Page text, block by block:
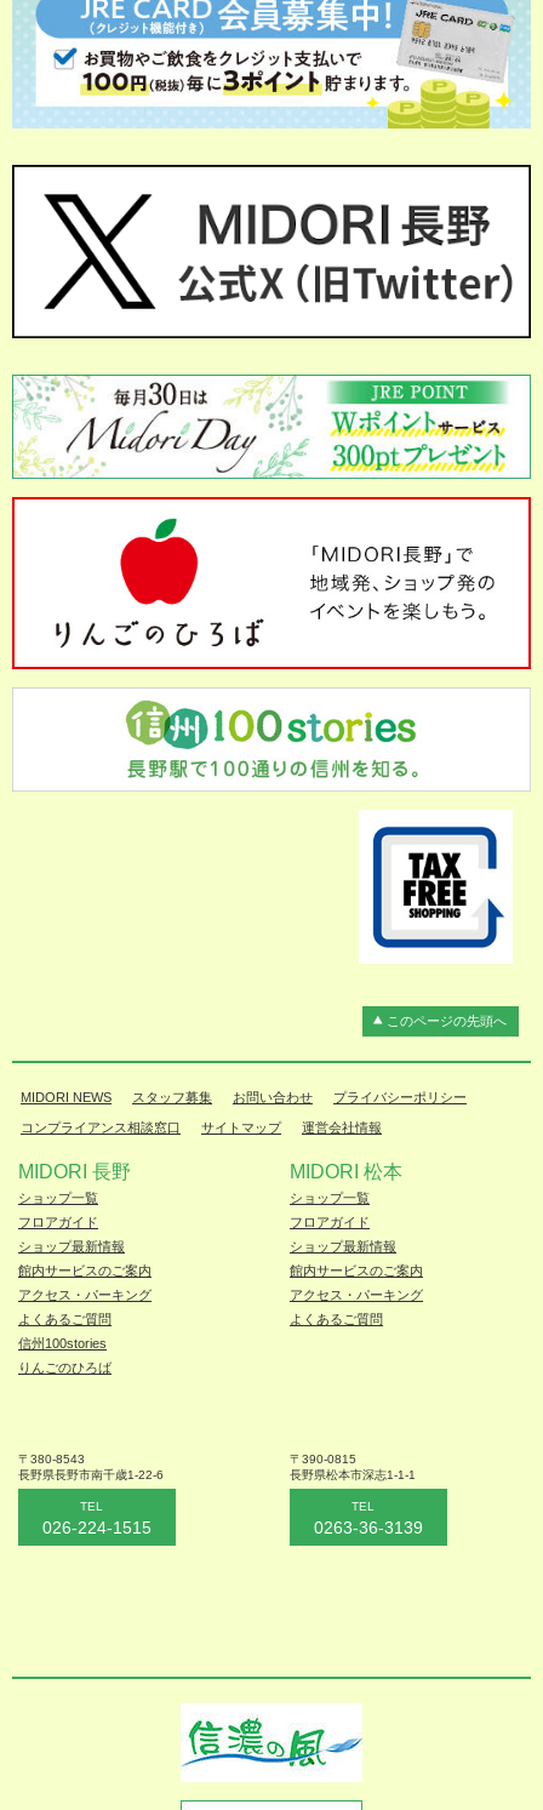
このページの先頭へ
MIDORI NEWS スタッフ募集 お問い合わせ プライバシーポリシー
コンプライアンス相談窓口 サイトマップ 運営会社情報
MIDORI 長野
ショップ一覧
フロアガイド
ショップ最新情報
館内サービスのご案内
アクセス・パーキング
よくあるご質問
信州100stories
りんごのひろば
〒380-8543
長野県長野市南千歳1-22-6
TEL
026-224-1515
MIDORI 松本
ショップ一覧
フロアガイド
ショップ最新情報
館内サービスのご案内
アクセス・パーキング
よくあるご質問
〒390-0815
長野県松本市深志1-1-1
TEL
0263-36-3139